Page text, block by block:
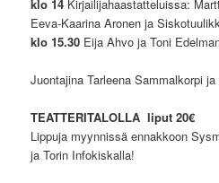
klo 14 Kirjailijahaastatteluissa:
Eeva-Kaarina Aronen ja
klo 15.30 Eija Ahvo ja Toni
Juontajina Tarleena Sammalkorpi
TEATTERITALOLLA liput 20€
Lippuja myynnissä ennakkoon
ja Torin Infokiskalla!